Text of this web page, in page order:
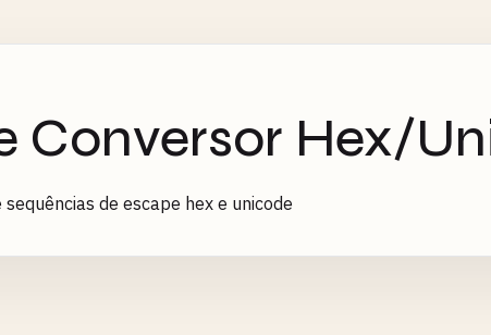
Conversor Hex/
de escape hex e unicode